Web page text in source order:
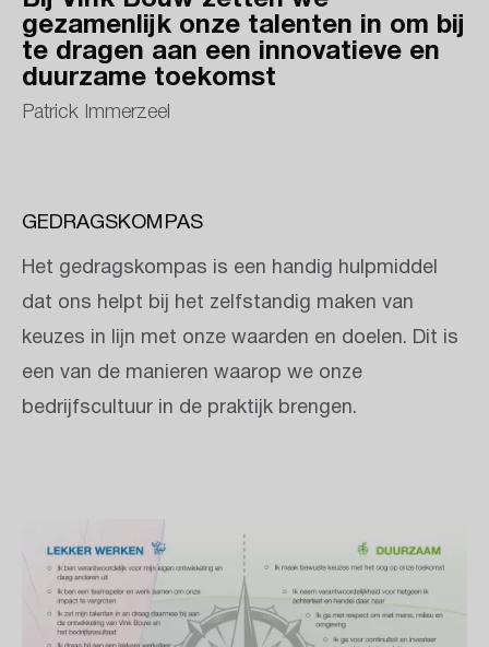
gezamenlijk onze talenten in om bij
te dragen aan een innovatieve en
duurzame toekomst
Patrick Immerzeel
GEDRAGSKOMPAS
Het gedragskompas is een handig hulpmiddel
dat ons helpt bij het zelfstandig maken van
keuzes in lijn met onze waarden en doelen. Dit is
een van de manieren waarop we onze
bedrijfscultuur in de praktijk brengen.